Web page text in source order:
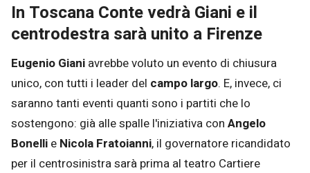
In Toscana Conte vedrà Giani e il
centrodestra sarà unito a Firenze
Eugenio Giani avrebbe voluto un evento di chiusura
unico, con tutti i leader del campo largo. E, invece, ci
saranno tanti eventi quanti sono i partiti che lo
sostengono: già alle spalle l'iniziativa con Angelo
Bonelli e Nicola Fratoianni, il governatore ricandidato
per il centrosinistra sarà prima al teatro Cartiere